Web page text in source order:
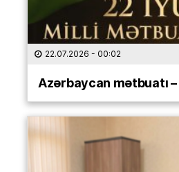
22.07.2026 - 00:02
Azərbaycan mətbuatı –